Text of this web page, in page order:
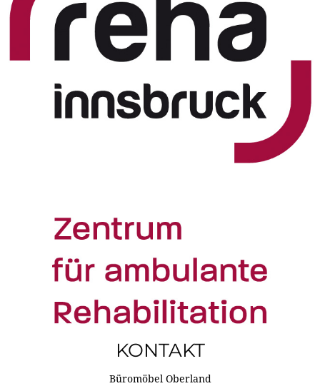
KONTAKT
Büromöbel Oberland